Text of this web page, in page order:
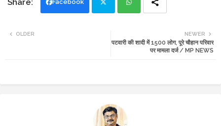
Facebook
ats
NEWER
पटवारी की शादी में 1500 लोग, पूरे चौहान परिवार
पर मामला दर्ज / MP NEWS
OLDER